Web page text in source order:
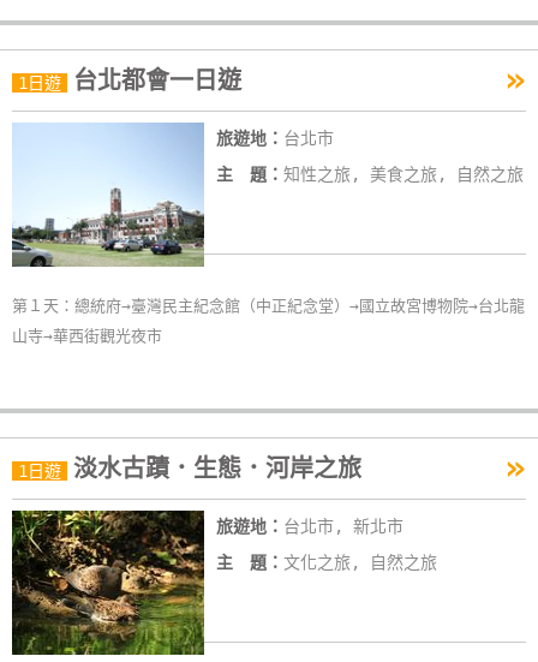
Line
線
利
查
房
Q&A
國
旅
卡
1日遊 台北都會一日遊 »
旅遊地： 台北市
主 題： 知性之旅, 美食之旅, 自然之旅
第１天：總統府→臺灣民主紀念館（中正紀念堂）→國立故宮博物院→台北龍
山寺→華西街觀光夜市
1日遊 淡水古蹟．生態．河岸之旅 »
旅遊地： 台北市, 新北市
主 題： 文化之旅, 自然之旅